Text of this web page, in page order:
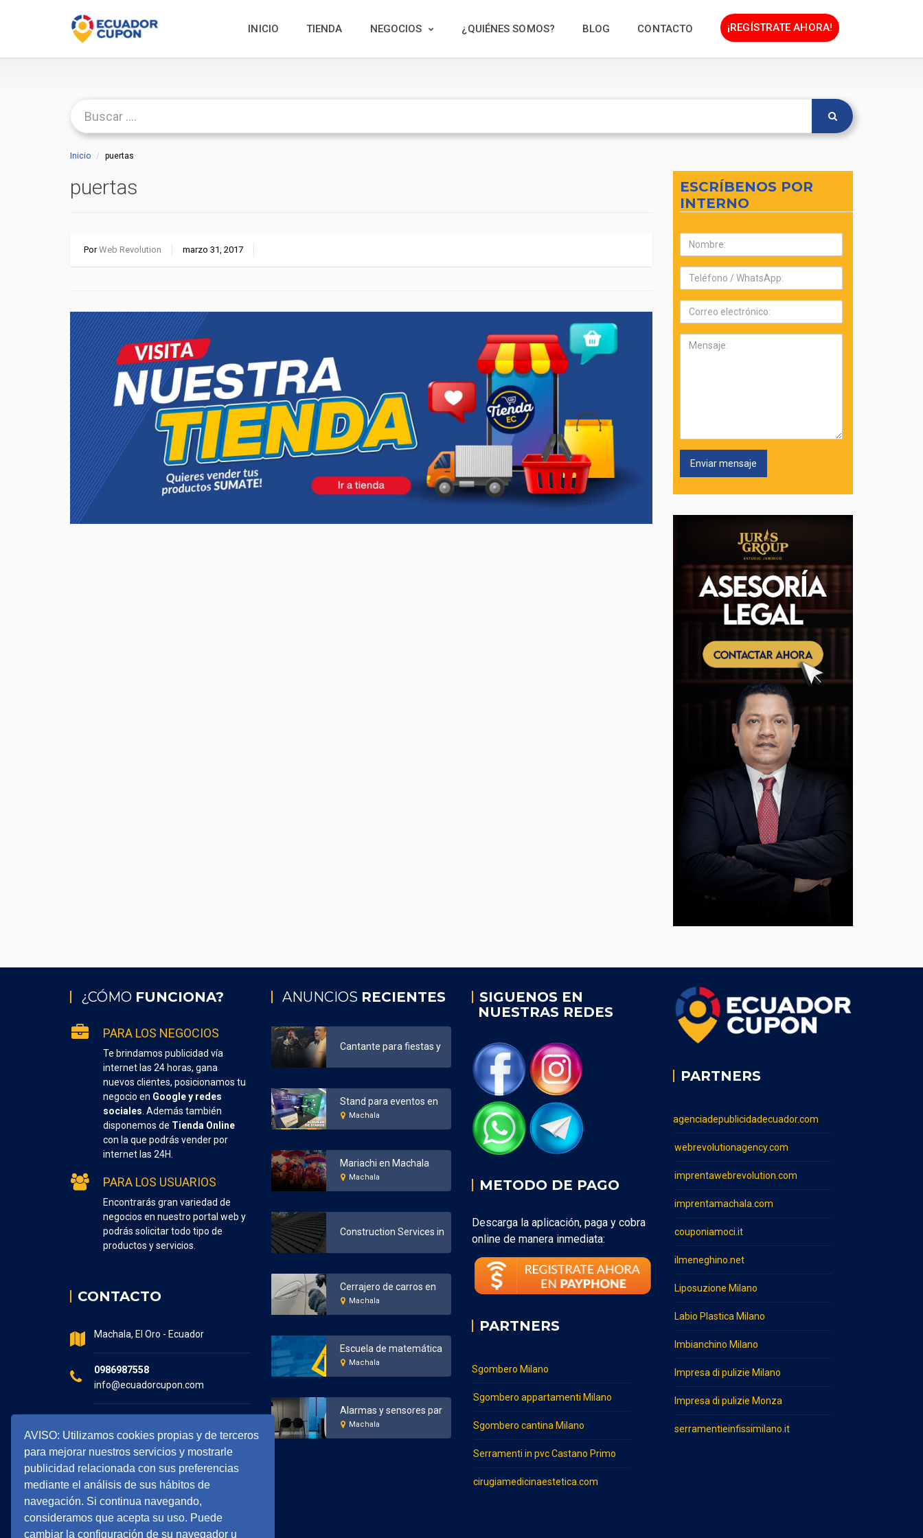
AVISO: Utilizamos cookies propias y de terceros
para mejorar nuestros servicios y mostrarle
publicidad relacionada con sus preferencias
mediante el análisis de sus hábitos de
navegación. Si continua navegando,
consideramos que acepta su uso. Puede
cambiar la configuración de su navegador u
INICIO TIENDA NEGOCIOS ¿QUIÉNES SOMOS? BLOG CONTACTO ¡REGÍSTRATE AHORA!
Inicio puertas
puertas
PorWeb Revolution marzo 31, 2017
ESCRÍBENOS POR
INTERNO
Nombre:
Teléfono:
Correo
electrónico:
Mensaje:
¿CÓMO FUNCIONA?
PARA LOS NEGOCIOS
Te brindamos publicidad vía
internet las 24 horas, gana
nuevos clientes, posicionamos tu
negocio en Google y redes
sociales . Además también
disponemos de Tienda Online
con la que podrás vender por
internet las 24H.
PARA LOS USUARIOS
Encontrarás gran variedad de
negocios en nuestro portal web y
podrás solicitar todo tipo de
productos y servicios.
CONTACTO
Machala, El Oro - Ecuador
0986987558
info@ecuadorcupon.com
7:30 - 17:00
ANUNCIOS RECIENTES
Machala
Mariachi en Machala
Machala
Machala
Machala
Alarmas y sensores para el hogar y negocios en Machala
Machala
SIGUENOS EN
NUESTRAS REDES
METODO DE PAGO
Descarga la aplicación, paga y cobra
online de manera inmediata:
PARTNERS
Sgombero Milano
Sgombero appartamenti Milano
Sgombero cantina Milano
Serramenti in pvc Castano Primo
cirugiamedicinaestetica.com
PARTNERS
agenciadepublicidadecuador.com
webrevolutionagency.com
imprentawebrevolution.com
imprentamachala.com
couponiamoci.it
ilmeneghino.net
Liposuzione Milano
Labio Plastica Milano
Imbianchino Milano
Impresa di pulizie Milano
Impresa di pulizie Monza
serramentieinfissimilano.it